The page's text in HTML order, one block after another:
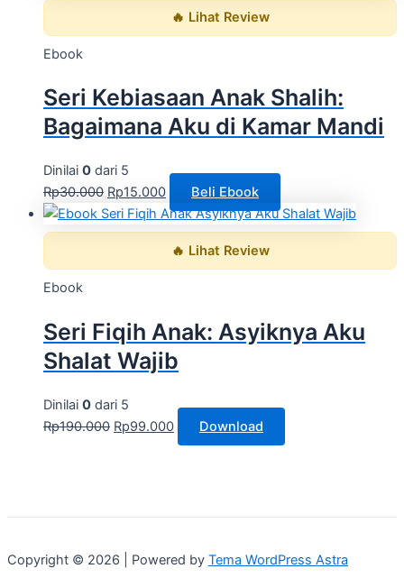
🔥 Lihat Review
Ebook
Seri Kebiasaan Anak Shalih:
Bagaimana Aku di Kamar Mandi
Dinilai 0 dari 5
Rp30.000 Rp15.000 Beli Ebook
🔥 Lihat Review
Ebook
Seri Fiqih Anak: Asyiknya Aku
Shalat Wajib
Dinilai 0 dari 5
Rp190.000 Rp99.000 Download
Copyright © 2026 | Powered by Tema WordPress Astra